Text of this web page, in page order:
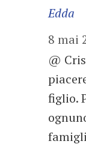
Edda
8 mai
@
figlio.